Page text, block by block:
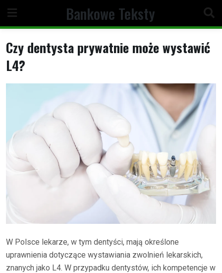
content
Bankowe Teksty
Czy dentysta prywatnie może wystawić
L4?
W Polsce lekarze, w tym dentyści, mają określone
uprawnienia dotyczące wystawiania zwolnień lekarskich,
znanych jako L4. W przypadku dentystów, ich kompetencje w